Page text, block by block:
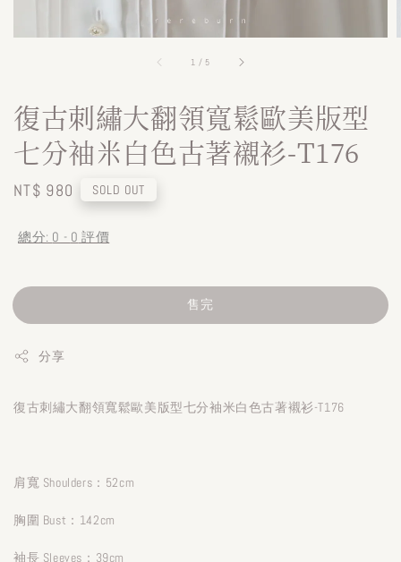
1 /5
復古刺繡大翻領寬鬆歐美版型
七分袖米白色古著襯衫-T176
Regular
NT$ 980 SOLD OUT
總分: 0 - 0 評價
售完
分享
復古刺繡大翻領寬鬆歐美版型七分袖米白色古著襯衫-T176
肩寬 Shoulders：52cm
胸圍 Bust：142cm
袖長 Sleeves：39cm